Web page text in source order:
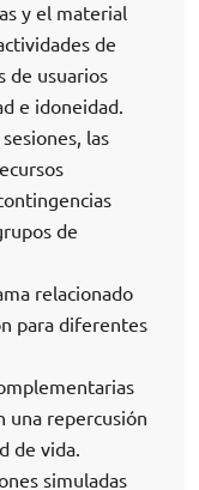
y el material
de
de usuarios
e idoneidad.
las
de
relacionado
para diferentes
una repercusión
de vida.
simuladas